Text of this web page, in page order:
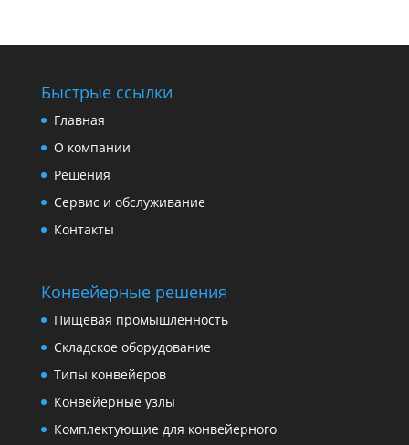
Быстрые ссылки
Главная
О компании
Решения
Сервис и обслуживание
Контакты
Конвейерные решения
Пищевая промышленность
Складское оборудование
Типы конвейеров
Конвейерные узлы
Комплектующие для конвейерного